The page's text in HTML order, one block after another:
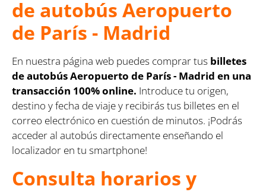
de autobús Aeropuerto
de París - Madrid
En nuestra página web puedes comprar tus billetes
de autobús Aeropuerto de París - Madrid en una
transacción 100% online. Introduce tu origen,
destino y fecha de viaje y recibirás tus billetes en el
correo electrónico en cuestión de minutos. ¡Podrás
acceder al autobús directamente enseñando el
localizador en tu smartphone!
Consulta horarios y